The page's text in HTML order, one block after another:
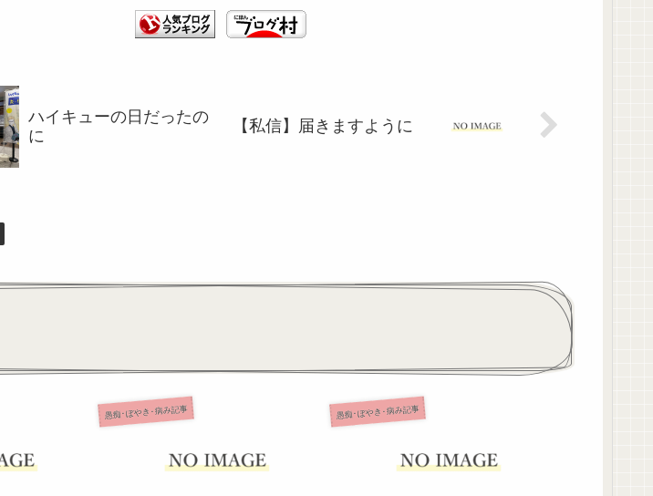
ハイキューの日だったの
に
【私信】届きますように
愚痴･ぼやき･病み記事 愚痴･ぼやき･病み記事